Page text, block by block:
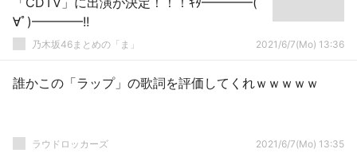
∀ﾟ)━━━━!!
乃木坂46まとめの「ま」 2021/6/7(Mo) 13:36
誰かこの「ラップ」の歌詞を評価してくれｗｗｗｗｗ
ラウドロッカーズ 2021/6/7(Mo) 13:35